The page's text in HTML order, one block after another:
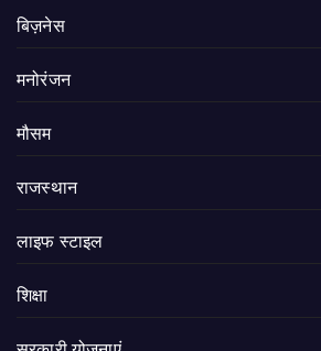
बिज़नेस
मनोरंजन
मौसम
राजस्थान
लाइफ स्टाइल
शिक्षा